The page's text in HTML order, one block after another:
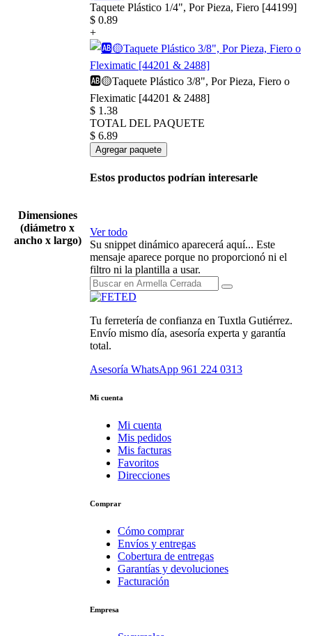
Dimensiones
(diámetro x
ancho x largo)
Taquete Plástico 1/4", Por Pieza, Fiero [44199]
$ 0.89
+
🆎🟡Taquete Plástico 3/8", Por Pieza, Fiero o
Fleximatic [44201 & 2488]
$ 1.38
TOTAL DEL PAQUETE
$ 6.89
Agregar paquete
Estos productos podrían interesarle
Ver todo
Su snippet dinámico aparecerá aquí... Este
mensaje aparece porque no proporcionó ni el
filtro ni la plantilla a usar.
Tu ferretería de confianza en Tuxtla Gutiérrez.
Envío mismo día, asesoría experta y garantía
total.
Asesoría WhatsApp 961 224 0313
Mi cuenta
Mi cuenta
Mis pedidos
Mis facturas
Favoritos
Direcciones
Comprar
Cómo comprar
Envíos y entregas
Cobertura de entregas
Garantías y devoluciones
Facturación
Empresa